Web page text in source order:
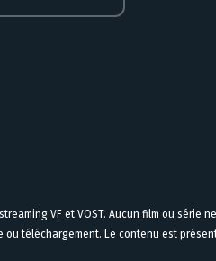
VF et VOST. Aucun film ou série
téléchargement. Le contenu est